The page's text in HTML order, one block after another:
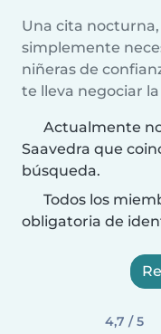
Una cita
simplemente
niñeras de
te lleva negociar
Actualmente
Saavedra que
búsqueda.
Todos los
obligatoria de
4,7 / 5